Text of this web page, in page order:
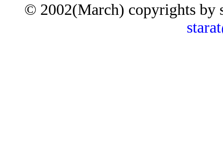
© 2002(March) copyrights